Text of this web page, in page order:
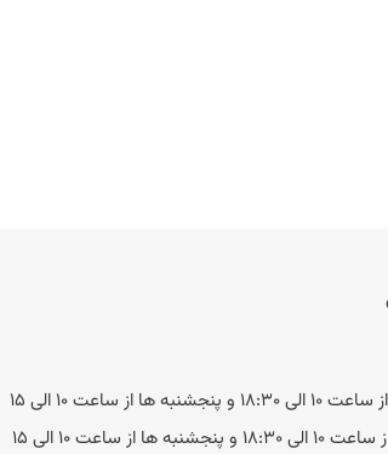
ساعت 10 الی 15
ساعت 10 الی 15